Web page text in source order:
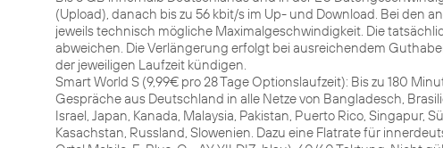
(Upload), danach bis zu 56 kbit/s im Up- und Download. Bei den
jeweils technisch mögliche Maximalgeschwindigkeit. Die
abweichen. Die Verlängerung erfolgt bei ausreichendem
der jeweiligen Laufzeit kündigen.
Smart World S (9,99€ pro 28 Tage Optionslaufzeit): Bis zu 180
Gespräche aus Deutschland in alle Netze von Bangladesch,
Israel, Japan, Kanada, Malaysia, Pakistan, Puerto Rico, Singapur,
Kasachstan, Russland, Slowenien. Dazu eine Flatrate für